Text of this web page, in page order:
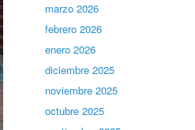
marzo 2026
febrero 2026
enero 2026
diciembre 2025
noviembre 2025
octubre 2025